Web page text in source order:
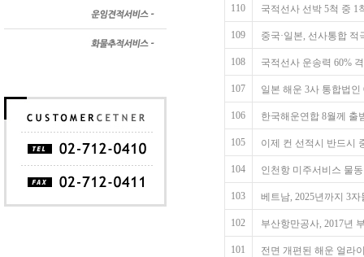
110 국적선사 선박 5척 중 1
109 중국·일본, 선사통합
108 국적선사 운송력 60%
107 일본 해운 3사 통합법인
106 한국해운연합 8월께 출
105 이제 컨 선적시 반드시
104 인천항 미주서비스 물
103 베트남, 2025년까지 3
102 부산항만공사, 2017년
101 전면 개편된 해운 얼라